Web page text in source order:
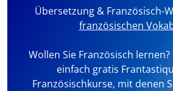
Übersetzung & Französisch-
französischen
Wollen Sie Französisch
einfach gratis
Französischkurse, mit denen